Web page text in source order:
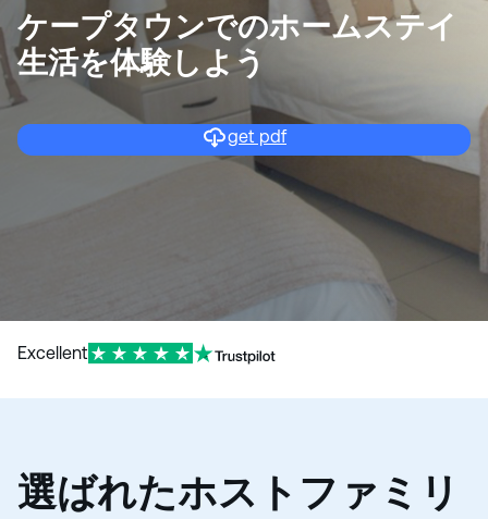
ケープタウンでのホームステイ
生活を体験しよう
get pdf
Excellent
選ばれたホストファミリ